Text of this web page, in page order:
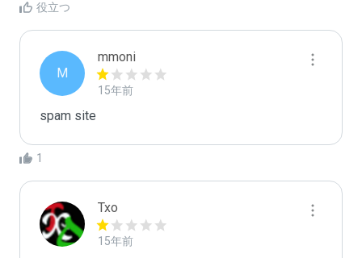
役立つ
M
mmoni
15年前
spam site
1
Txo
15年前